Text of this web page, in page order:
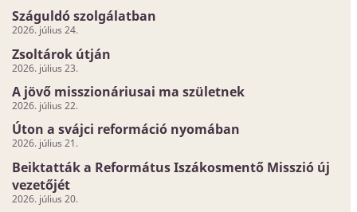
Száguldó szolgálatban
2026. július 24.
Zsoltárok útján
2026. július 23.
A jövő misszionáriusai ma születnek
2026. július 22.
Úton a svájci reformáció nyomában
2026. július 21.
Beiktatták a Református Iszákosmentő Misszió új
vezetőjét
2026. július 20.